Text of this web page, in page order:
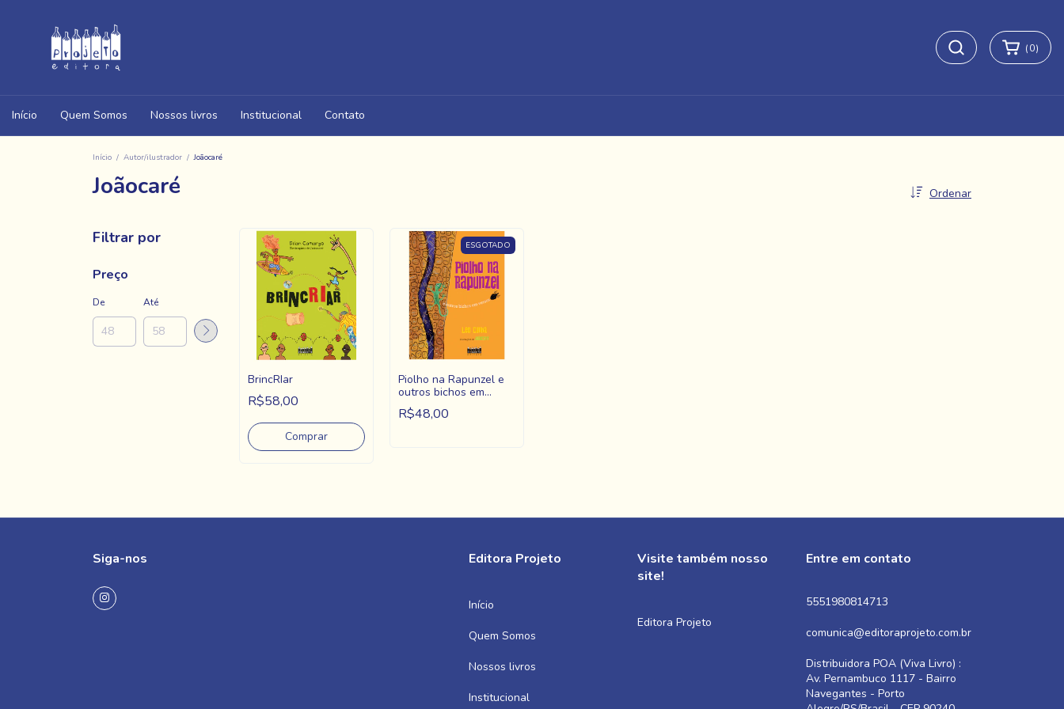
(0)
Início Quem Somos Nossos livros Institucional Contato
Início / Autor/ilustrador / Joãocaré
Joãocaré Ordenar
Filtrar por
Preço
De Até
BrincRIar
R$58,00
ESGOTADO
Piolho na Rapunzel e
outros bichos em
versos
R$48,00
Siga-nos Editora Projeto
Início
Quem Somos
Nossos livros
Institucional
Visite também nosso
site!
Editora Projeto
Entre em contato
5551980814713
comunica@editoraprojeto.com.br
Distribuidora POA (Viva Livro) :
Av. Pernambuco 1117 - Bairro
Navegantes - Porto